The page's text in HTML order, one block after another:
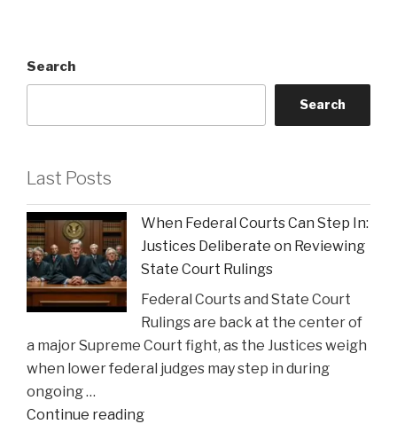
Search
Search
Last Posts
When Federal Courts Can Step In:
Justices Deliberate on Reviewing
State Court Rulings
Federal Courts and State Court
Rulings are back at the center of
a major Supreme Court fight, as the Justices weigh
when lower federal judges may step in during
ongoing …
Continue reading"When